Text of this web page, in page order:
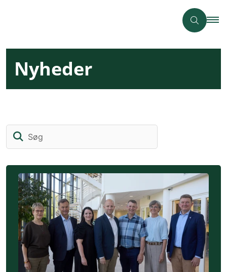
Nyheder